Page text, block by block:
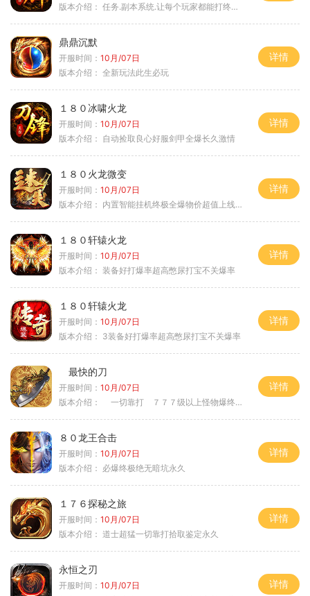
版本介绍： 任务.副本系统.让每个玩家都能打终极BOSS
鼎鼎沉默
开服时间： 10月/07日
版本介绍： 全新玩法此生必玩
详情
１８０冰啸火龙
开服时间： 10月/07日
版本介绍： 自动捡取良心好服剑甲全爆长久激情
详情
１８０火龙微变
开服时间： 10月/07日
版本介绍： 内置智能挂机终极全爆物价超值上线送神器
详情
１８０轩辕火龙
开服时间： 10月/07日
版本介绍： 装备好打爆率超高憋尿打宝不关爆率
详情
１８０轩辕火龙
开服时间： 10月/07日
版本介绍： 3装备好打爆率超高憋尿打宝不关爆率
详情
最快的刀
开服时间： 10月/07日
版本介绍：
一切靠打 ７７７级以上怪物爆终极
详情
８０龙王合击
开服时间： 10月/07日
版本介绍： 必爆终极绝无暗坑永久
详情
１７６探秘之旅
开服时间： 10月/07日
版本介绍： 道士超猛一切靠打拾取鉴定永久
详情
永恒之刃
开服时间： 10月/07日
详情